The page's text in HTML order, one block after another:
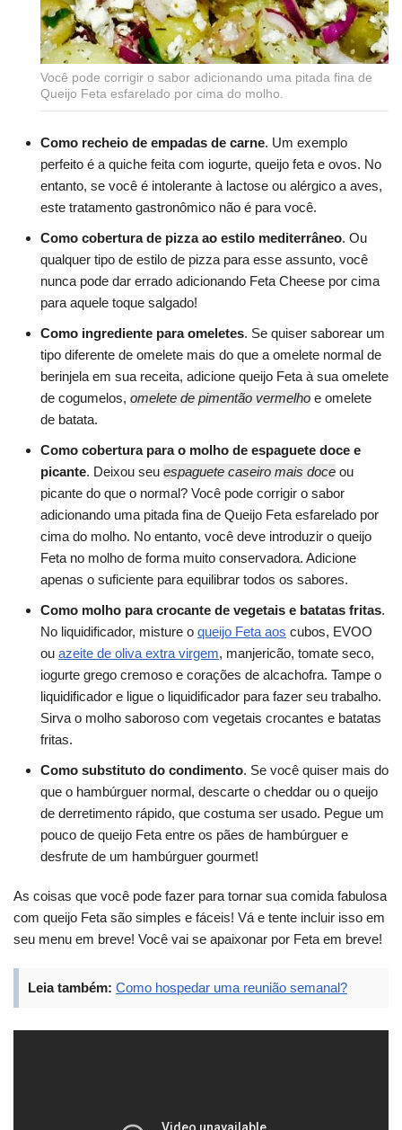
Você pode corrigir o sabor adicionando uma pitada fina de
Queijo Feta esfarelado por cima do molho.
Como recheio de empadas de carne. Um exemplo
perfeito é a quiche feita com iogurte, queijo feta e ovos. No
entanto, se você é intolerante à lactose ou alérgico a aves,
este tratamento gastronômico não é para você.
Como cobertura de pizza ao estilo mediterrâneo. Ou
qualquer tipo de estilo de pizza para esse assunto, você
nunca pode dar errado adicionando Feta Cheese por cima
para aquele toque salgado!
Como ingrediente para omeletes. Se quiser saborear um
tipo diferente de omelete mais do que a omelete normal de
berinjela em sua receita, adicione queijo Feta à sua omelete
de cogumelos, omelete de pimentão vermelho e omelete
de batata.
Como cobertura para o molho de espaguete doce e
picante. Deixou seu espaguete caseiro mais doce ou
picante do que o normal? Você pode corrigir o sabor
adicionando uma pitada fina de Queijo Feta esfarelado por
cima do molho. No entanto, você deve introduzir o queijo
Feta no molho de forma muito conservadora. Adicione
apenas o suficiente para equilibrar todos os sabores.
Como molho para crocante de vegetais e batatas fritas.
No liquidificador, misture o queijo Feta aos cubos, EVOO
ou azeite de oliva extra virgem, manjericão, tomate seco,
iogurte grego cremoso e corações de alcachofra. Tampe o
liquidificador e ligue o liquidificador para fazer seu trabalho.
Sirva o molho saboroso com vegetais crocantes e batatas
fritas.
Como substituto do condimento. Se você quiser mais do
que o hambúrguer normal, descarte o cheddar ou o queijo
de derretimento rápido, que costuma ser usado. Pegue um
pouco de queijo Feta entre os pães de hambúrguer e
desfrute de um hambúrguer gourmet!
As coisas que você pode fazer para tornar sua comida fabulosa
com queijo Feta são simples e fáceis! Vá e tente incluir isso em
seu menu em breve! Você vai se apaixonar por Feta em breve!
Leia também: Como hospedar uma reunião semanal?